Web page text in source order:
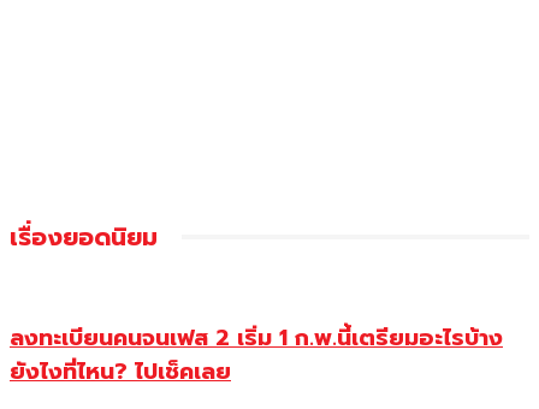
เรื่องยอดนิยม
ลงทะเบียนคนจนเฟส 2 เริ่ม 1 ก.พ.นี้เตรียมอะไรบ้าง
ยังไงที่ไหน? ไปเช็คเลย